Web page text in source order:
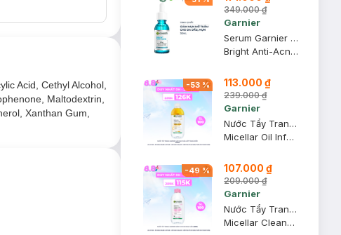
Acid, Cethyl Alcohol,
Maltodextrin,
Xanthan Gum,
349.000 ₫
Garnier
Serum Garnier Giảm Mụn Mờ Thâm Cho Da Dầu, Mụn 30ml
Bright Anti-Acne Booster Serum
-53% 113.000 ₫
239.000 ₫
Garnier
Nước Tẩy Trang Garnier Làm Sạch Sâu Lớp Trang Điểm 400ml
Micellar Oil Infused Cleansing Water
-49 % 107.000 ₫
209.000 ₫
Garnier
Nước Tẩy Trang Garnier Dành Cho Da Nhạy Cảm 400ml
Micellar Cleansing Water For Sensitive Skin